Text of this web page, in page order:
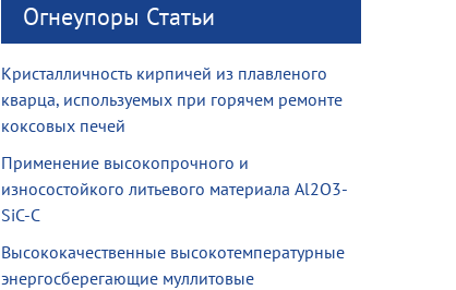
Огнеупоры Статьи
Кристалличность кирпичей из плавленого
кварца, используемых при горячем ремонте
коксовых печей
Применение высокопрочного и
износостойкого литьевого материала Al2O3-
SiC-C
Высококачественные высокотемпературные
энергосберегающие муллитовые